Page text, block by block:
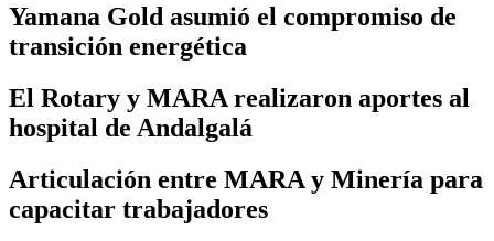
Yamana Gold asumió el compromiso de
transición energética
El Rotary y MARA realizaron aportes al
hospital de Andalgalá
Articulación entre MARA y Minería para
capacitar trabajadores